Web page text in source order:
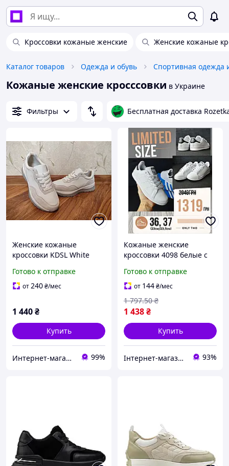
Кроссовки кожаные женские Женские кожаные
Каталог товаров Одежда и обувь Спортивная одежда
Кожаные женские кросссовки в Украине
Фильтры Бесплатная доставка
Женские кожаные
кроссовки KDSL White
38 (24,0 см)
Готово к отправке
от240₴/мес
1 440₴
Купить
Интернет-магазин обуви "shoescomfort" 99%
Кожаные женские
кроссовки 4098 белые с
резиновая подошва в
фирменной упаковке
размер 36-41
Готово к отправке
от 144₴/мес
1 438₴
1 797.50 ₴
Купить
Інтернет-магазин Look 100 Clothes 93%